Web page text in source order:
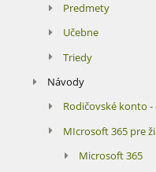
Predmety
Učebne
Triedy
Návody
Rodičovské konto -
MIcrosoft 365 pre
Microsoft 365